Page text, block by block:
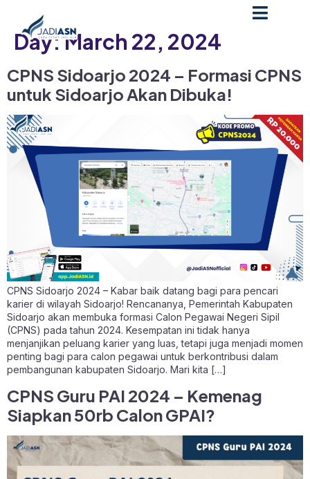
Day:March 22, 2024
CPNS Sidoarjo 2024 – Formasi CPNS
untuk Sidoarjo Akan Dibuka!
CPNS Sidoarjo 2024 – Kabar baik datang bagi para pencari
karier di wilayah Sidoarjo! Rencananya, Pemerintah Kabupaten
Sidoarjo akan membuka formasi Calon Pegawai Negeri Sipil
(CPNS) pada tahun 2024. Kesempatan ini tidak hanya
menjanjikan peluang karier yang luas, tetapi juga menjadi momen
penting bagi para calon pegawai untuk berkontribusi dalam
pembangunan kabupaten Sidoarjo. Mari kita […]
CPNS Guru PAI 2024 – Kemenag
Siapkan 50rb Calon GPAI?